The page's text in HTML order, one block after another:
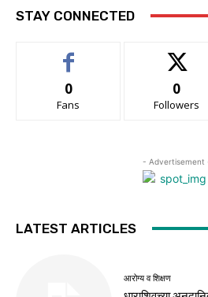
STAY CONNECTED
0
Fans
0
Followers
- Advertisement
LATEST ARTICLES
आरोग्य व शिक्षण